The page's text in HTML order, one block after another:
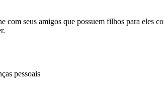
com seus amigos que possuem filhos para
pessoais